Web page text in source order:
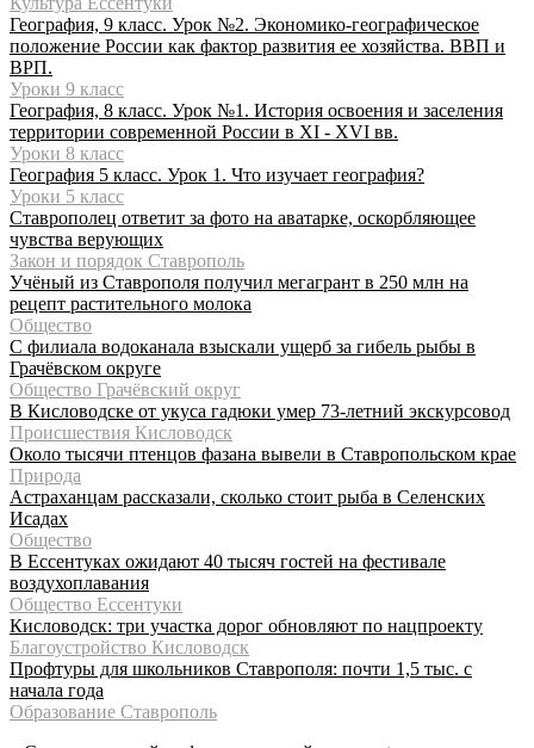
География, 9 класс. Урок №2. Экономико-географическое
положение России как фактор развития ее хозяйства. ВВП и
ВРП.
Уроки 9 класс
География, 8 класс. Урок №1. История освоения и заселения
территории современной России в XI - XVI вв.
Уроки 8 класс
География 5 класс. Урок 1. Что изучает география?
Уроки 5 класс
Ставрополец ответит за фото на аватарке, оскорбляющее
чувства верующих
Закон и порядок Ставрополь
Учёный из Ставрополя получил мегагрант в 250 млн на
рецепт растительного молока
Общество
С филиала водоканала взыскали ущерб за гибель рыбы в
Грачёвском округе
Общество Грачёвский округ
В Кисловодске от укуса гадюки умер 73-летний экскурсовод
Происшествия Кисловодск
Около тысячи птенцов фазана вывели в Ставропольском крае
Природа
Астраханцам рассказали, сколько стоит рыба в Селенских
Исадах
Общество
В Ессентуках ожидают 40 тысяч гостей на фестивале
воздухоплавания
Общество Ессентуки
Кисловодск: три участка дорог обновляют по нацпроекту
Благоустройство Кисловодск
Профтуры для школьников Ставрополя: почти 1,5 тыс. с
начала года
Образование Ставрополь